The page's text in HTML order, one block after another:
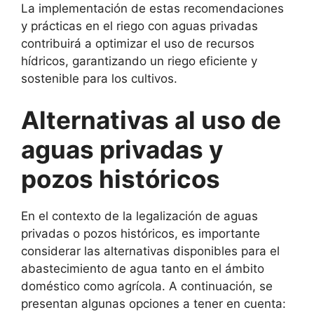
La implementación de estas recomendaciones
y prácticas en el riego con aguas privadas
contribuirá a optimizar el uso de recursos
hídricos, garantizando un riego eficiente y
sostenible para los cultivos.
Alternativas al uso de
aguas privadas y
pozos históricos
En el contexto de la legalización de aguas
privadas o pozos históricos, es importante
considerar las alternativas disponibles para el
abastecimiento de agua tanto en el ámbito
doméstico como agrícola. A continuación, se
presentan algunas opciones a tener en cuenta: